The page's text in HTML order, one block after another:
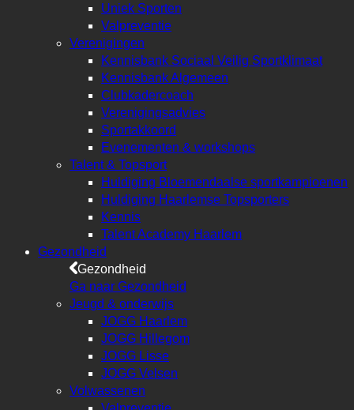
Uniek Sporten
Valpreventie
Verenigingen
Kennisbank Sociaal Veilig Sportklimaat
Kennisbank Algemeen
Clubkadercoach
Verenigingsadvies
Sportakkoord
Evenementen & workshops
Talent & Topsport
Huldiging Bloemendaalse sportkampioenen
Huldiging Haarlemse Topsporters
Kennis
Talent Academy Haarlem
Gezondheid
Gezondheid
Ga naar Gezondheid
Jeugd & onderwijs
JOGG Haarlem
JOGG Hillegom
JOGG Lisse
JOGG Velsen
Volwassenen